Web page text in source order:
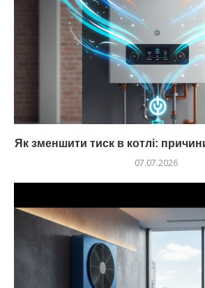
Як зменшити тиск в котлі:
07.07.2026